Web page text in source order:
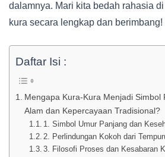
dalamnya. Mari kita bedah rahasia
kura secara lengkap dan berimbang!
Daftar Isi :
Mengapa Kura-Kura Menjadi Simbol
Alam dan Kepercayaan Tradisional?
1. Simbol Umur Panjang dan
2. Perlindungan Kokoh dari
3. Filosofi Proses dan Kesabaran